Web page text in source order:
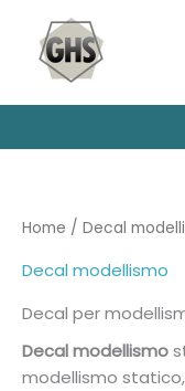
contenuto
Home / Decal
Decal modellismo
Decal per
Decal modellismo
modellismo